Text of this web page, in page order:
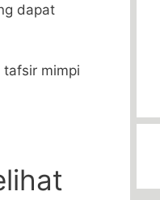
dapat
tafsir mimpi